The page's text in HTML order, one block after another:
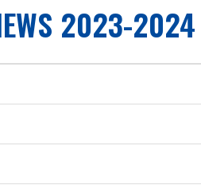
2023-2024